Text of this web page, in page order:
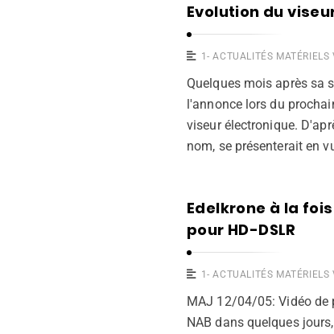
Evolution du
1- ACTUALITÉS MATÉRIELS
Quelques mois après sa
l'annonce lors du
viseur électronique.
nom, se présenterait en
Edelkrone à la
pour HD-DSLR
1- ACTUALITÉS MATÉRIELS
MAJ 12/04/05: Vidéo de
NAB dans quelques